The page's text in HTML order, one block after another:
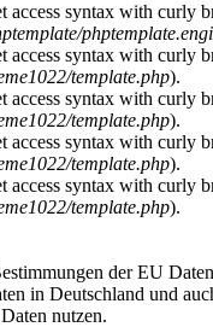
access syntax with curly
access syntax with curly
template.php).
access syntax with curly
template.php).
access syntax with curly
template.php).
access syntax with curly
template.php).
der EU
in Deutschland und
nutzen.